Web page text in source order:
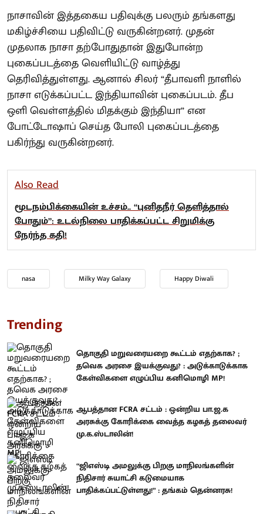
நாசாவின் இத்தகைய பதிவுக்கு பலரும் தங்களது
மகிழ்ச்சியை பதிவிட்டு வருகின்றனர். முதன்
முதலாக நாசா தற்போதுதான் இதுபோன்ற
புகைப்படத்தை வெளியிட்டு வாழ்த்து
தெரிவித்துள்ளது. ஆனால் சிலர் “தீபாவளி நாளில்
நாசா எடுக்கப்பட்ட இந்தியாவின் புகைப்படம். தீப
ஒளி வெள்ளத்தில் மிதக்கும் இந்தியா” என
போட்டோஷாப் செய்த போலி புகைப்படத்தை
பகிர்ந்து வருகின்றனர்.
Also Read
மூடநம்பிக்கையின் உச்சம்.. “புனிதநீர் தெளித்தால்
போதும்”: உடல்நிலை பாதிக்கப்பட்ட சிறுமிக்கு
நேர்ந்த கதி!
nasa Milky Way Galaxy Happy Diwali
Trending
தொகுதி மறுவரையறை கூட்டம் எதற்காக? ;
தவெக அரசை இயக்குவது? : அடுக்காடுக்காக
கேள்விகளை எழுப்பிய கனிமொழி MP!
ஆபத்தான FCRA சட்டம் : ஒன்றிய பா.ஜ.க
அரசுக்கு கோரிக்கை வைத்த கழகத் தலைவர்
மு.க.ஸ்டாலின்!
“ஜிஎஸ்டி அமலுக்கு பிறகு மாநிலங்களின்
நிதிசார் சுயாட்சி கடுமையாக
பாதிக்கப்பட்டுள்ளது!” : தங்கம் தென்னரசு!